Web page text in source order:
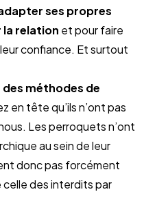
ses propres
relation et pour faire
confiance. Et surtout
méthodes de
en tête qu’ils n’ont pas
Les perroquets n’ont
au sein de leur
donc pas forcément
des interdits par